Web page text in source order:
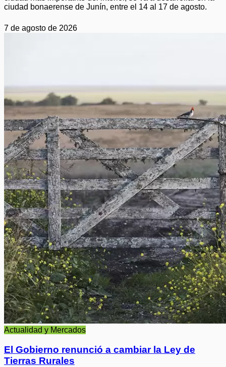
ciudad bonaerense de Junín, entre el 14 al 17 de agosto.
7 de agosto de 2026
Actualidad y Mercados
El Gobierno renunció a cambiar la Ley de
Tierras Rurales